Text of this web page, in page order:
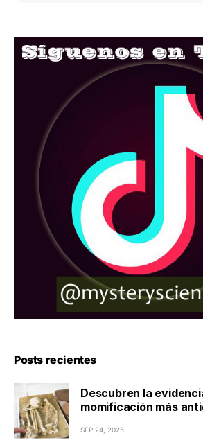
Posts recientes
Descubren la
momificación más
SEP 24, 2025